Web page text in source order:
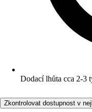
Dodací lhůta cca 2-3
Zkontrolovat dostupnost v